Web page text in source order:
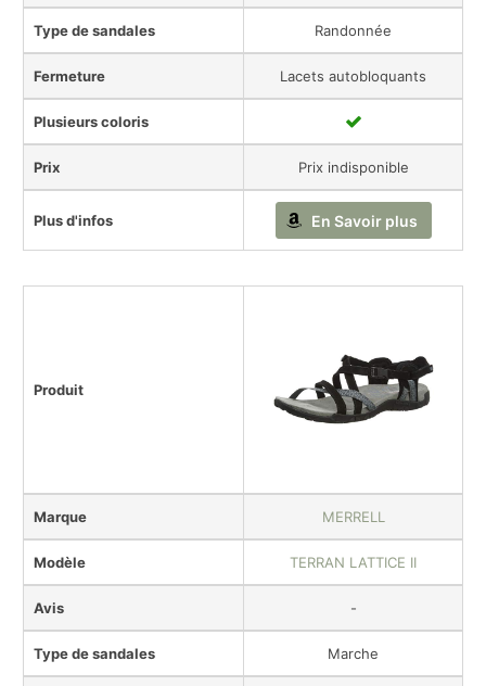
Type de sandales Randonnée
Fermeture Lacets autobloquants
Plusieurs coloris
Prix Prix indisponible
Plus d'infos En Savoir plus
Produit
Marque MERRELL
Modèle TERRAN LATTICE II
Avis -
Type de sandales Marche